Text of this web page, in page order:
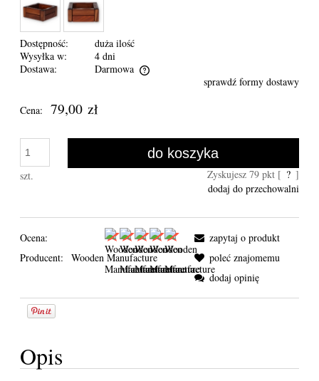
Dostępność:
duża ilość
Wysyłka w:
4 dni
Dostawa:
Darmowa
Cena nie zawiera ewentualnych kosztów płatnościsprawdź formy dostawy
Cena: 79,00 zł
szt.
do koszyka
Zyskujesz 79pkt [ ? ]
dodaj do przechowalni
Ocena:
Producent:
Wooden Manufacture
zapytaj o produkt
poleć znajomemu
dodaj opinię
Opis